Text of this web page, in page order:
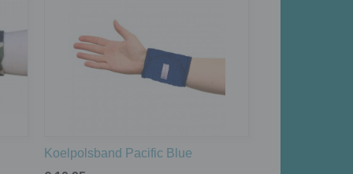
Koelpolsband Pacific Blue